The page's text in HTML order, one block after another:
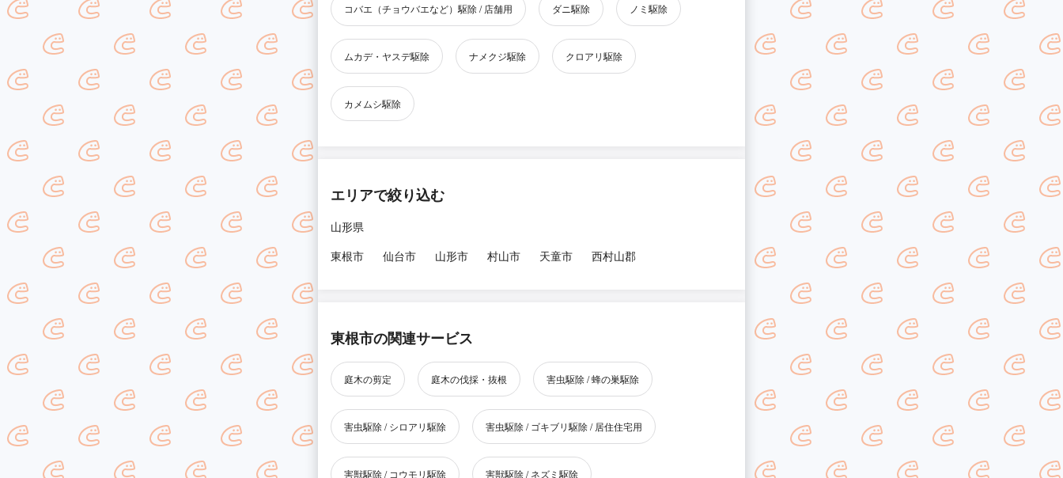
コバエ（チョウバエなど）駆除 / 店舗用 ダニ駆除 ノミ駆除
ムカデ・ヤスデ駆除 ナメクジ駆除 クロアリ駆除
カメムシ駆除
エリアで絞り込む
山形県
東根市
仙台市 山形市 村山市 天童市 西村山郡
東根市の関連サービス
庭木の剪定 庭木の伐採・抜根 害虫駆除 / 蜂の巣駆除
害虫駆除 / シロアリ駆除 害虫駆除 / ゴキブリ駆除 / 居住住宅用
害獣駆除 / コウモリ駆除 害獣駆除 / ネズミ駆除